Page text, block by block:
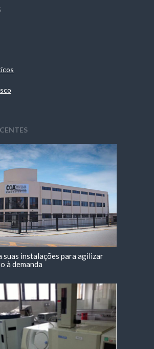
suas instalações para agilizar
à demanda